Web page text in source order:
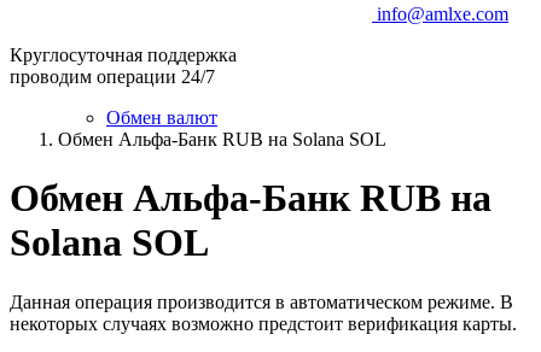
info@amlxe.com
Круглосуточная поддержка
проводим операции 24/7
Обмен валют
Обмен Альфа-Банк RUB на Solana SOL
Обмен Альфа-Банк RUB на
Solana SOL
Данная операция производится в автоматическом режиме. В
некоторых случаях возможно предстоит верификация карты.